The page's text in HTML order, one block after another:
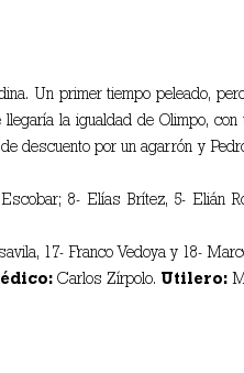
Un primer tiempo peleado,
la igualdad de Olimpo,
descuento por un agarrón y
8- Elías Brítez, 5- Elián
17- Franco Vedoya y 18-
Carlos Zírpolo. Utilero: